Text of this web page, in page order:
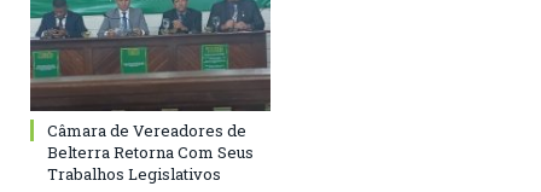
Câmara de Vereadores de
Belterra Retorna Com Seus
Trabalhos Legislativos